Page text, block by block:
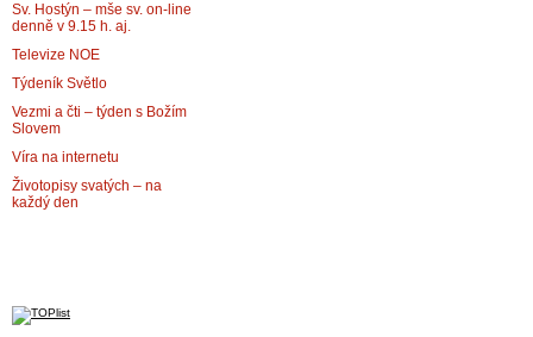
Sv. Hostýn – mše sv. on-line
denně v 9.15 h. aj.
Televize NOE
Týdeník Světlo
Vezmi a čti – týden s Božím
Slovem
Víra na internetu
Životopisy svatých – na
každý den